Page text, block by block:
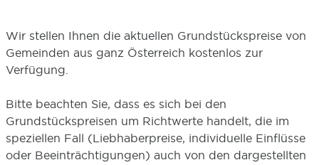
Wir stellen Ihnen die aktuellen Grundstückspreise von
Gemeinden aus ganz Österreich kostenlos zur
Verfügung.
Bitte beachten Sie, dass es sich bei den
Grundstückspreisen um Richtwerte handelt, die im
speziellen Fall (Liebhaberpreise, individuelle Einflüsse
oder Beeinträchtigungen) auch von den dargestellten